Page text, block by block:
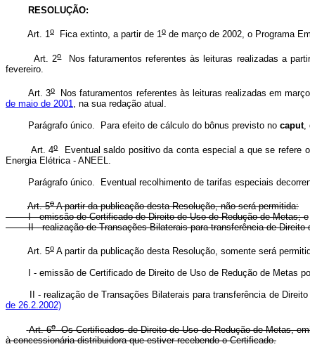
RESOLUÇÃO:
Art. 1o Fica extinto, a partir de 1o de março de 2002, o Programa
Art. 2oNos faturamentos referentes às leituras realizadas a
fevereiro.
Art. 3oNos faturamentos referentes às leituras realizadas em
de maio de 2001, na sua redação atual.
Parágrafo único. Para efeito de cálculo do bônus previsto no caput,
Art. 4o Eventual saldo positivo da conta especial a que se refere
Energia Elétrica - ANEEL.
Parágrafo único. Eventual recolhimento de tarifas especiais
Art. 5oA partir da publicação desta Resolução, não será permitida:
I - emissão de Certificado de Direito de Uso de Redução de Metas; e
II - realização de Transações Bilaterais para transferência de Direito
Art. 5o A partir da publicação desta Resolução, somente será
I - emissão de Certificado de Direito de Uso de Redução de Metas
II - realização de Transações Bilaterais para transferência de Direito
de 26.2.2002)
Art. 6oOs Certificados de Direito de Uso de Redução de Metas,
à concessionária distribuidora que estiver recebendo o Certificado.